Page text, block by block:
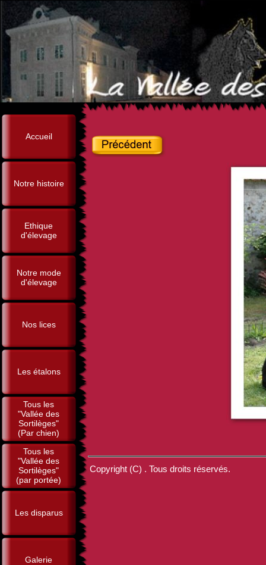
Accueil
Notre histoire
Ethique
d'élevage
Notre mode
d'élevage
Nos lices
Les étalons
Tous les
"Vallée des
Sortilèges"
(Par chien)
Tous les
"Vallée des
Sortilèges"
(par portée)
Les disparus
Galerie
Copyright (C) . Tous droits réservés.